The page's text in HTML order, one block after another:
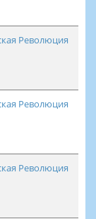
Революция
Революция
Революция